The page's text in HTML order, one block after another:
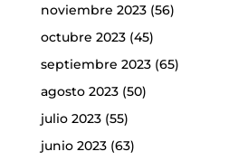
noviembre 2023(56)
octubre 2023(45)
septiembre 2023(65)
agosto 2023(50)
julio 2023(55)
junio 2023(63)